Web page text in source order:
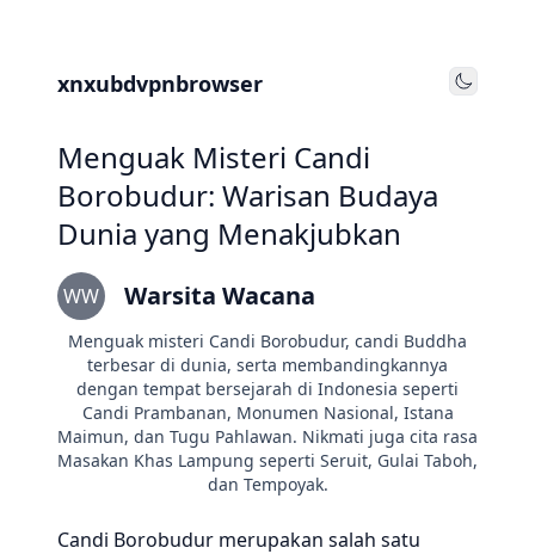
xnxubdvpnbrowser Toggle
Menguak Misteri Candi
Borobudur: Warisan Budaya
Dunia yang Menakjubkan
WW Warsita Wacana
Menguak misteri Candi Borobudur, candi Buddha
terbesar di dunia, serta membandingkannya
dengan tempat bersejarah di Indonesia seperti
Candi Prambanan, Monumen Nasional, Istana
Maimun, dan Tugu Pahlawan. Nikmati juga cita rasa
Masakan Khas Lampung seperti Seruit, Gulai Taboh,
dan Tempoyak.
Candi Borobudur merupakan salah satu